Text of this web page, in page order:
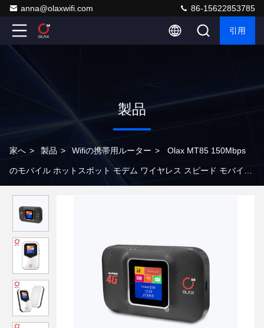
anna@olaxwifi.com 86-15622853785
引用
製品
家へ > 製品 > Wifiの携帯用ルーター > Olax MT85 150Mbps
のモバイル ホットスポット モデム ワイヤレス スピード モバイル